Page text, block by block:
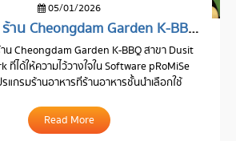
05/01/2026
ขอขอบคุณ ร้าน Cheongdam Garden K-BBQ สาขา Dusit Central Park
Cheongdam Garden K-BBQ สาขา Dusit
ที่ได้ให้ความไว้วางใจใน Software pRoMiSe
แกรมร้านอาหารที่ร้านอาหารชั้นนำเลือกใช้
Read More